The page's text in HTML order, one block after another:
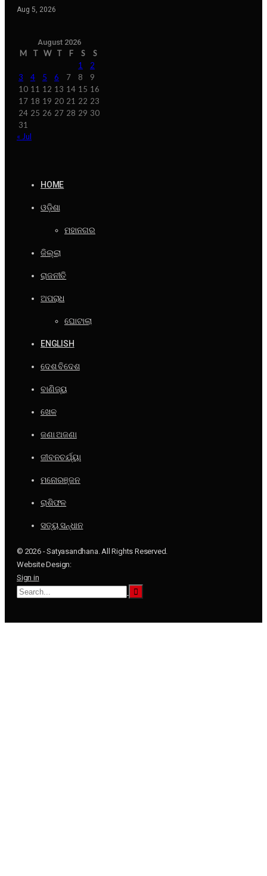
Aug 5, 2026
August 2026
M T W T F S
S
1
2
3
4 5 6 7 8
9
10 11 12 13 14 15 16
17 18 19 20 21 22 23
24 25 26 27 28 29 30
31
« Jul
HOME
ଓଡ଼ିଶା
ମହାନଗର
ଜିଲ୍ଲା
ରାଜନୀତି
ଅପରାଧ
ଘୋଟାଲା
ENGLISH
ଦେଶ ବିଦେଶ
ବାଣିଜ୍ୟ
ଖେଳ
ଜଣା ଅଜଣା
ଜୀବନଚର୍ଯ୍ୟା
ମନୋରଞ୍ଜନ
ରାଶିଫଳ
ସତ୍ୟ ସନ୍ଧାନ
© 2026 - Satyasandhana. All Rights Reserved.
Website Design:
Sign in